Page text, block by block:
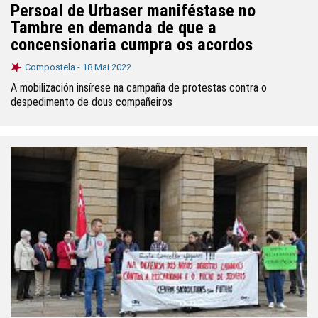
Persoal de Urbaser maniféstase no
Tambre en demanda de que a
concensionaria cumpra os acordos
Compostela - 18 Mai 2022
A mobilización insírese na campaña de protestas contra o
despedimento de dous compañeiros